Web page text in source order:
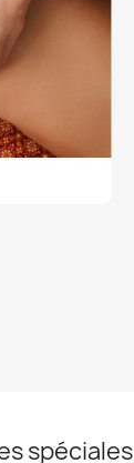
spéciales